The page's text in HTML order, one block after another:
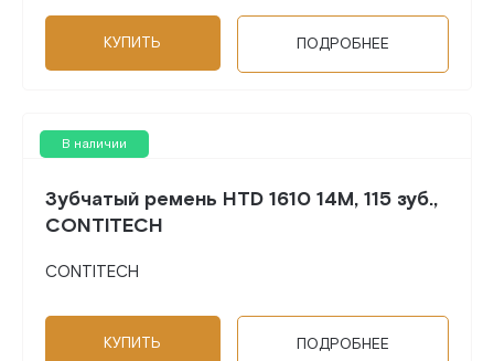
КУПИТЬ ПОДРОБНЕЕ
В наличии
Зубчатый ремень HTD 1610 14M, 115 зуб.,
CONTITECH
CONTITECH
КУПИТЬ ПОДРОБНЕЕ